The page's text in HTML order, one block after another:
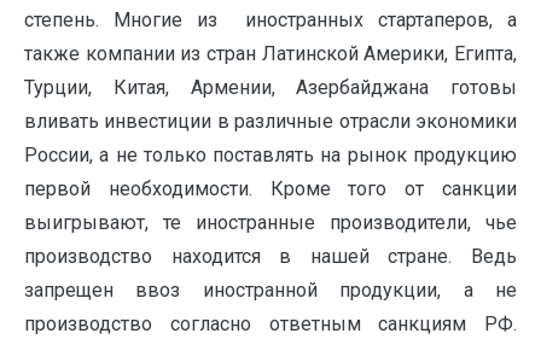
степень. Многие из иностранных стартаперов, а
также компании из стран Латинской Америки, Египта,
Турции, Китая, Арме­нии, Азербайджана готовы
вливать инвестиции в различные отрасли экономики
России, а не только поставлять на рынок продукцию
первой необходимости. Кроме того от санкции
выигрывают, те иностранные производители, чье
произ­водство находится в нашей стране. Ведь
запрещен ввоз иностранной продук­ции, а не
производство согласно ответным санкциям РФ.